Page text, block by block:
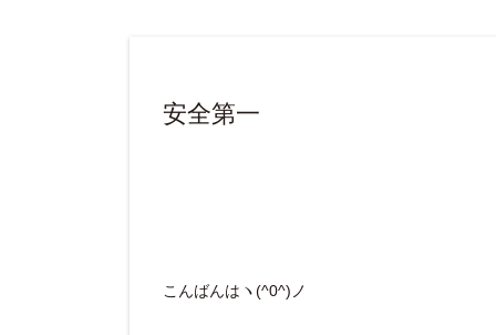
安全第一
こんばんはヽ(^0^)ノ